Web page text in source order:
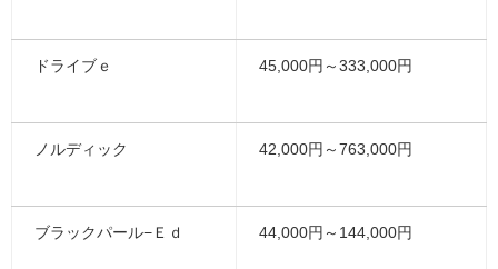
ドライブｅ 45,000円～333,000円
ノルディック 42,000円～763,000円
ブラックパール−Ｅｄ 44,000円～144,000円